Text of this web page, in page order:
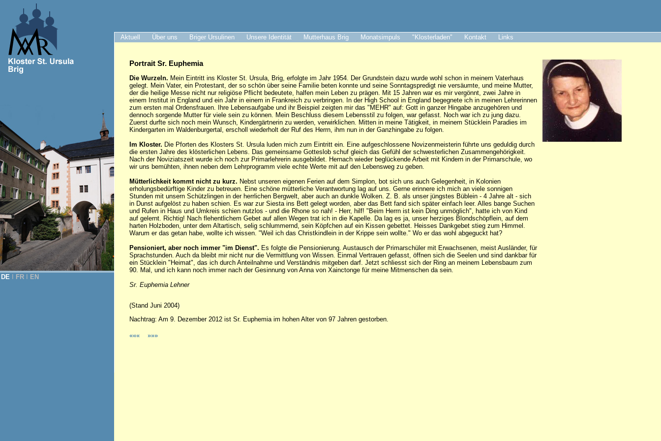
Aktuell Über uns Briger Ursulinen Unsere Identität Mutterhaus Brig Monatsimpuls "Klosterladen" Kontakt Links
DE FR EN
Portrait Sr. Euphemia
Die Wurzeln. Mein Eintritt ins Kloster St. Ursula, Brig, erfolgte im Jahr 1954. Der Grundstein dazu wurde wohl schon in meinem Vaterhaus
gelegt. Mein Vater, ein Protestant, der so schön über seine Familie beten konnte und seine Sonntagspredigt nie versäumte, und meine Mutter,
der die heilige Messe nicht nur religiöse Pflicht bedeutete, halfen mein Leben zu prägen. Mit 15 Jahren war es mir vergönnt, zwei Jahre in
einem Institut in England und ein Jahr in einem in Frankreich zu verbringen. In der High School in England begegnete ich in meinen Lehrerinnen
zum ersten mal Ordensfrauen. Ihre Lebensaufgabe und ihr Beispiel zeigten mir das "MEHR" auf: Gott in ganzer Hingabe anzugehören und
dennoch sorgende Mutter für viele sein zu können. Mein Beschluss diesem Lebensstil zu folgen, war gefasst. Noch war ich zu jung dazu.
Zuerst durfte sich noch mein Wunsch, Kindergärtnerin zu werden, verwirklichen. Mitten in meine Tätigkeit, in meinem Stücklein Paradies im
Kindergarten im Waldenburgertal, erscholl wiederholt der Ruf des Herrn, ihm nun in der Ganzhingabe zu folgen.
Im Kloster. Die Pforten des Klosters St. Ursula luden mich zum Eintritt ein. Eine aufgeschlossene Novizenmeisterin führte uns geduldig durch
die ersten Jahre des klösterlichen Lebens. Das gemeinsame Gotteslob schuf gleich das Gefühl der schwesterlichen Zusammengehörigkeit.
Nach der Noviziatszeit wurde ich noch zur Primarlehrerin ausgebildet. Hernach wieder beglückende Arbeit mit Kindern in der Primarschule, wo
wir uns bemühten, ihnen neben dem Lehrprogramm viele echte Werte mit auf den Lebensweg zu geben.
Mütterlichkeit kommt nicht zu kurz. Nebst unseren eigenen Ferien auf dem Simplon, bot sich uns auch Gelegenheit, in Kolonien
erholungsbedürftige Kinder zu betreuen. Eine schöne mütterliche Verantwortung lag auf uns. Gerne erinnere ich mich an viele sonnigen
Stunden mit unsern Schützlingen in der herrlichen Bergwelt, aber auch an dunkle Wolken. Z. B. als unser jüngstes Büblein - 4 Jahre alt - sich
in Dunst aufgelöst zu haben schien. Es war zur Siesta ins Bett gelegt worden, aber das Bett fand sich später einfach leer. Alles bange Suchen
und Rufen in Haus und Umkreis schien nutzlos - und die Rhone so nah! - Herr, hilf! "Beim Herrn ist kein Ding unmöglich", hatte ich von Kind
auf gelernt. Richtig! Nach flehentlichem Gebet auf allen Wegen trat ich in die Kapelle. Da lag es ja, unser herziges Blondschöpflein, auf dem
harten Holzboden, unter dem Altartisch, selig schlummernd, sein Köpfchen auf ein Kissen gebettet. Heisses Dankgebet stieg zum Himmel.
Warum er das getan habe, wollte ich wissen. "Weil ich das Christkindlein in der Krippe sein wollte." Wo er das wohl abgeguckt hat?
Pensioniert, aber noch immer "im Dienst". Es folgte die Pensionierung. Austausch der Primarschüler mit Erwachsenen, meist Ausländer, für
Sprachstunden. Auch da bleibt mir nicht nur die Vermittlung von Wissen. Einmal Vertrauen gefasst, öffnen sich die Seelen und sind dankbar für
ein Stücklein "Heimat", das ich durch Anteilnahme und Verständnis mitgeben darf. Jetzt schliesst sich der Ring an meinem Lebensbaum zum
90. Mal, und ich kann noch immer nach der Gesinnung von Anna von Xainctonge für meine Mitmenschen da sein.
Sr. Euphemia Lehner
(Stand Juni 2004)
Nachtrag: Am 9. Dezember 2012 ist Sr. Euphemia im hohen Alter von 97 Jahren gestorben.
««« »»»